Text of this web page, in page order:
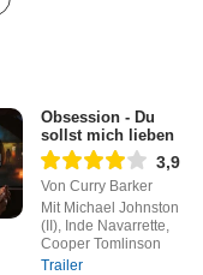
Obsession - Du
sollst mich lieben
3,9
Von Curry Barker
Mit Michael Johnston
(II), Inde Navarrette,
Cooper Tomlinson
Trailer